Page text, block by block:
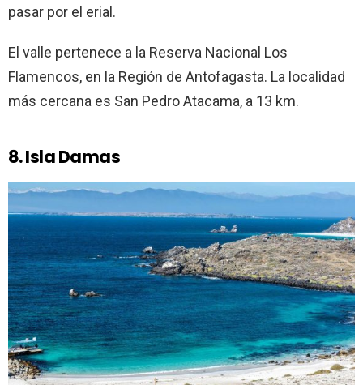
pasar por el erial.
El valle pertenece a la Reserva Nacional Los
Flamencos, en la Región de Antofagasta. La localidad
más cercana es San Pedro Atacama, a 13 km.
8. Isla Damas